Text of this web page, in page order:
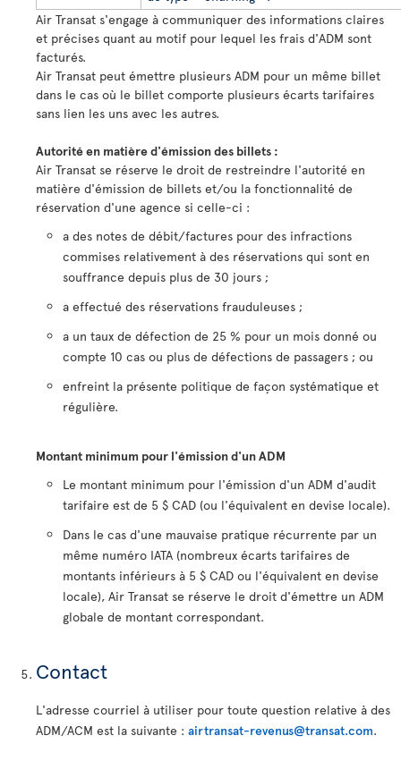
Air Transat s'engage à communiquer des informations claires
et précises quant au motif pour lequel les frais d'ADM sont
facturés.
Air Transat peut émettre plusieurs ADM pour un même billet
dans le cas où le billet comporte plusieurs écarts tarifaires
sans lien les uns avec les autres.
Autorité en matière d'émission des billets :
Air Transat se réserve le droit de restreindre l'autorité en
matière d'émission de billets et/ou la fonctionnalité de
réservation d'une agence si celle-ci :
a des notes de débit/factures pour des infractions
commises relativement à des réservations qui sont en
souffrance depuis plus de 30 jours ;
a effectué des réservations frauduleuses ;
a un taux de défection de 25 % pour un mois donné ou
compte 10 cas ou plus de défections de passagers ; ou
enfreint la présente politique de façon systématique et
régulière.
Montant minimum pour l'émission d'un ADM
Le montant minimum pour l'émission d'un ADM d'audit
tarifaire est de 5 $ CAD (ou l'équivalent en devise locale).
Dans le cas d'une mauvaise pratique récurrente par un
même numéro IATA (nombreux écarts tarifaires de
montants inférieurs à 5 $ CAD ou l'équivalent en devise
locale), Air Transat se réserve le droit d'émettre un ADM
globale de montant correspondant.
Contact
L'adresse courriel à utiliser pour toute question relative à des
ADM/ACM est la suivante : airtransat-revenus@transat.com.